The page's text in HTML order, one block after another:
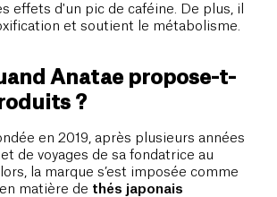
effets d'un pic de caféine. De plus, il
et soutient le métabolisme.
Anatae propose-t-
?
en 2019, après plusieurs années
de voyages de sa fondatrice au
la marque s’est imposée comme
matière de thés japonais